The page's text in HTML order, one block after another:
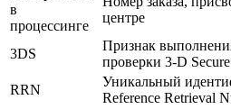
в
процессинге
центре
3DS
Признак
проверки 3-D Secure
RRN
Уникальный
Reference Retrieval